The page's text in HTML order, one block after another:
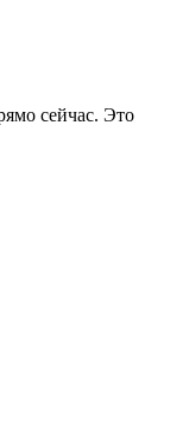
сейчас. Это